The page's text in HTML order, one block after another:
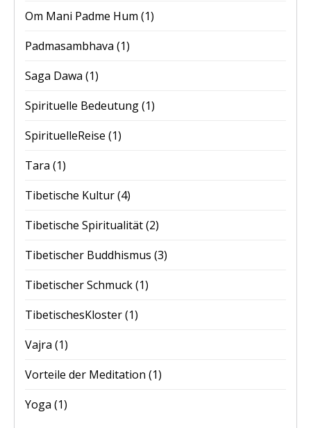
Om Mani Padme Hum (1)
Padmasambhava (1)
Saga Dawa (1)
Spirituelle Bedeutung(1)
SpirituelleReise (1)
Tara (1)
Tibetische Kultur(4)
Tibetische Spiritualität(2)
Tibetischer Buddhismus (3)
Tibetischer Schmuck(1)
TibetischesKloster(1)
Vajra (1)
Vorteile der Meditation (1)
Yoga (1)